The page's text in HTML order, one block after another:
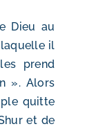
Dieu au
laquelle il
prend
». Alors
quitte
et de